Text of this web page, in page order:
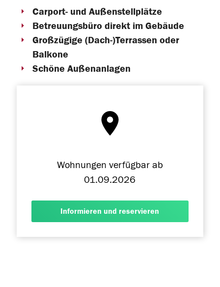
Carport- und Außenstellplätze
Betreuungsbüro direkt im Gebäude
Großzügige (Dach-)Terrassen oder
Balkone
Schöne Außenanlagen
Wohnungen verfügbar ab
01.09.2026
Informieren und reservieren